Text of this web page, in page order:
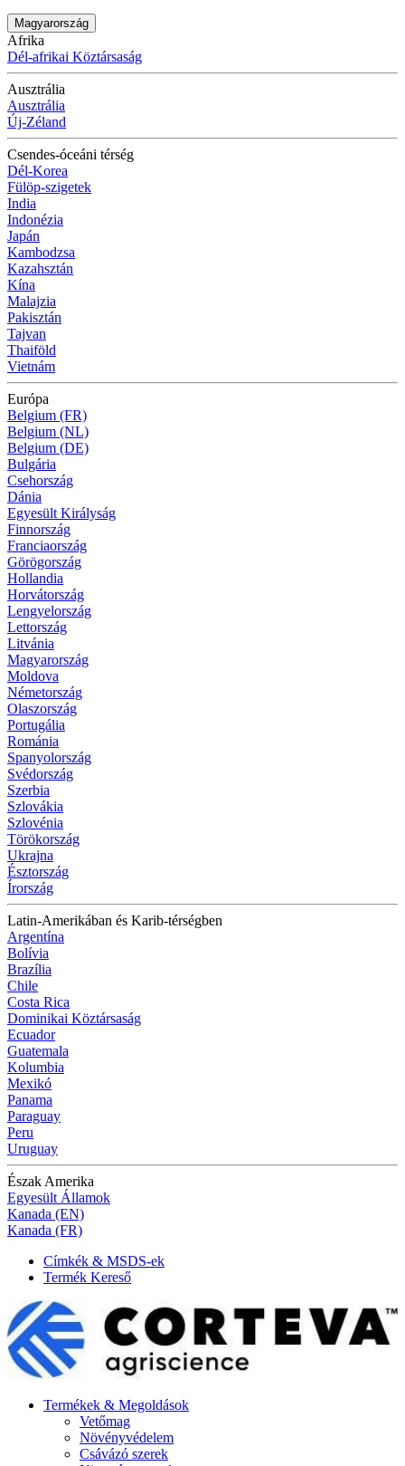
Magyarország
Afrika
Dél-afrikai Köztársaság
Ausztrália
Ausztrália
Új-Zéland
Csendes-óceáni térség
Dél-Korea
Fülöp-szigetek
India
Indonézia
Japán
Kambodzsa
Kazahsztán
Kína
Malajzia
Pakisztán
Tajvan
Thaiföld
Vietnám
Európa
Belgium (FR)
Belgium (NL)
Belgium (DE)
Bulgária
Csehország
Dánia
Egyesült Királyság
Finnország
Franciaország
Görögország
Hollandia
Horvátország
Lengyelország
Lettország
Litvánia
Magyarország
Moldova
Németország
Olaszország
Portugália
Románia
Spanyolország
Svédország
Szerbia
Szlovákia
Szlovénia
Törökország
Ukrajna
Észtország
Írország
Latin-Amerikában és Karib-térségben
Argentína
Bolívia
Brazília
Chile
Costa Rica
Dominikai Köztársaság
Ecuador
Guatemala
Kolumbia
Mexikó
Panama
Paraguay
Peru
Uruguay
Észak Amerika
Egyesült Államok
Kanada (EN)
Kanada (FR)
Címkék & MSDS-ek
Termék Kereső
Termékek & Megoldások
Vetőmag
Növényvédelem
Csávázó szerek